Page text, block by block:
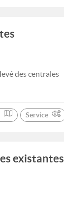
des centrales
Service
existantes